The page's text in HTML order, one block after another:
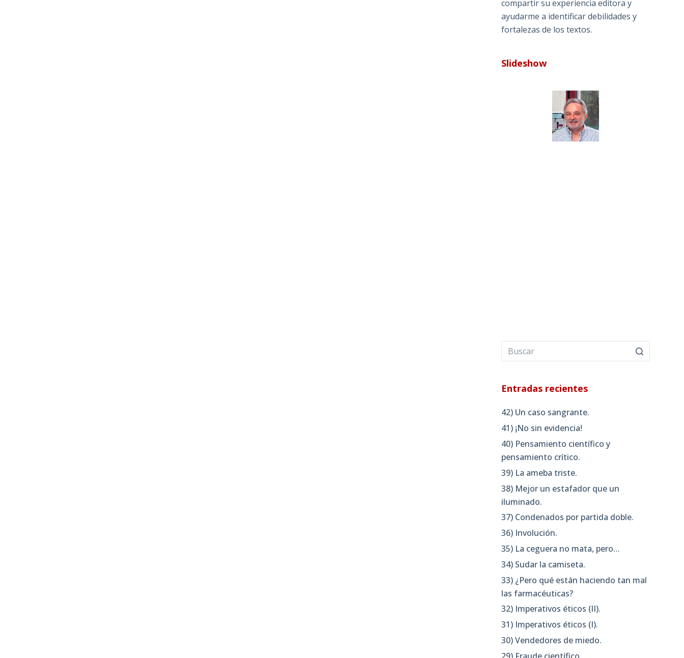
compartir su experiencia editora y
ayudarme a identificar debilidades y
fortalezas de los textos.
Slideshow
Entradas recientes
42) Un caso sangrante.
41) ¡No sin evidencia!
40) Pensamiento científico y
pensamiento crítico.
39) La ameba triste.
38) Mejor un estafador que un
iluminado.
37) Condenados por partida doble.
36) Involución.
35) La ceguera no mata, pero…
34) Sudar la camiseta.
33) ¿Pero qué están haciendo tan mal
las farmacéuticas?
32) Imperativos éticos (II).
31) Imperativos éticos (I).
30) Vendedores de miedo.